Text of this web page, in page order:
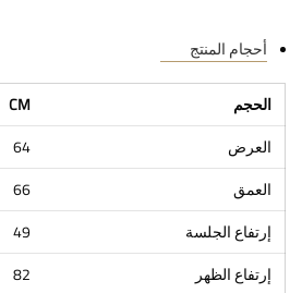
أحجام المنتج
الحجم CM
العرض
64
العمق
66
إرتفاع الجلسة
49
إرتفاع الظهر
82